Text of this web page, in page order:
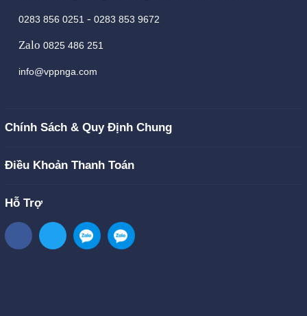
0283 856 0251 - 0283 853 9672
Zalo 0825 486 251
info@vppnga.com
Chính Sách & Quy Định Chung
Điều Khoản Thanh Toán
Hỗ Trợ